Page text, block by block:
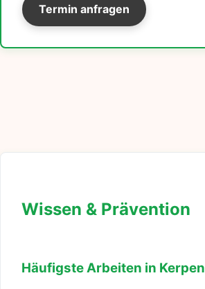
Termin anfragen
Wissen & Prävention
Häufigste Arbeiten in Kerpen